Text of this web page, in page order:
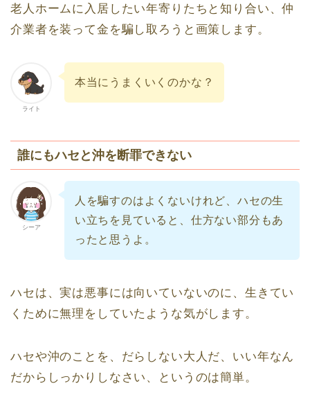
老人ホームに入居したい年寄りたちと知り合い、仲
介業者を装って金を騙し取ろうと画策します。
ライト
本当にうまくいくのかな？
誰にもハセと沖を断罪できない
シーア
人を騙すのはよくないけれど、ハセの生
い立ちを見ていると、仕方ない部分もあ
ったと思うよ。
ハセは、実は悪事には向いていないのに、生きてい
くために無理をしていたような気がします。
ハセや沖のことを、だらしない大人だ、いい年なん
だからしっかりしなさい、というのは簡単。